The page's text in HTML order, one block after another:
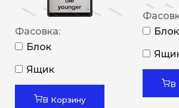
Фасовка:
Блок
Ящик
В Корзину
Блок
В